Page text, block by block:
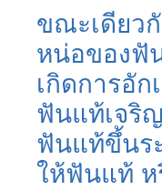
ขณะเดียว
หน่อของฟั
เกิดการอั
ฟันแท้เจริ
ฟันแท้ขึ้นร
ให้ฟันแท้ ห